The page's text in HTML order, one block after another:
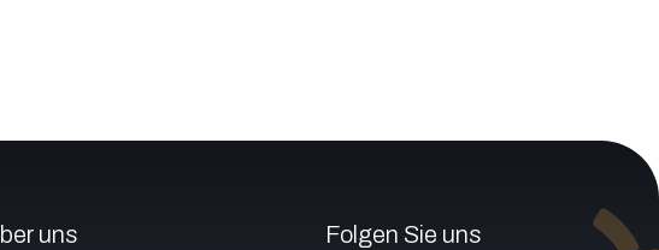
uns Folgen Sie uns